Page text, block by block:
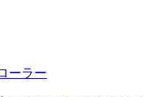
ーラー